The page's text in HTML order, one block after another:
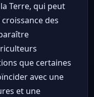
Terre, qui peut
des
que certaines
avec une
et une